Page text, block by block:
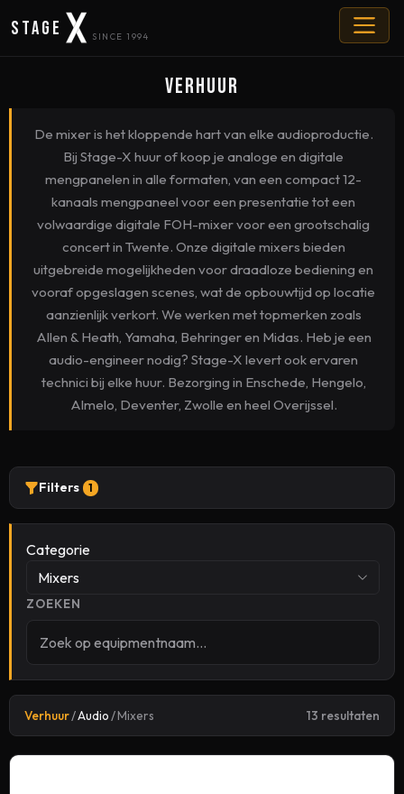
Stage SINCE 1994
Verhuur
De mixer is het kloppende hart van elke audioproductie.
Bij Stage-X huur of koop je analoge en digitale
mengpanelen in alle formaten, van een compact 12-
kanaals mengpaneel voor een presentatie tot een
volwaardige digitale FOH-mixer voor een grootschalig
concert in Twente. Onze digitale mixers bieden
uitgebreide mogelijkheden voor draadloze bediening en
vooraf opgeslagen scenes, wat de opbouwtijd op locatie
aanzienlijk verkort. We werken met topmerken zoals
Allen & Heath, Yamaha, Behringer en Midas. Heb je een
audio-engineer nodig? Stage-X levert ook ervaren
technici bij elke huur. Bezorging in Enschede, Hengelo,
Almelo, Deventer, Zwolle en heel Overijssel.
Filters 1
Categorie
Mixers
ZOEKEN
Verhuur/Audio/Mixers 13 resultaten